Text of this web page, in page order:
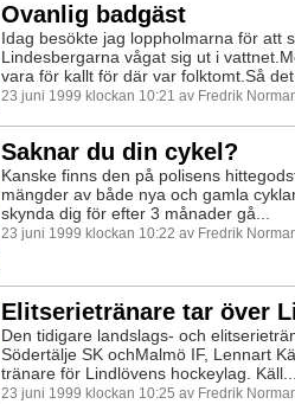
Ovanlig badgäst
Idag besökte jag loppholmarna för att
Lindesbergarna vågat sig ut i
vara för kallt för där var folktomt.Så
23 juni 1999 klockan 10:21 av Fredrik
Saknar du din cykel?
Kanske finns den på polisens
mängder av både nya och gamla
skynda dig för efter 3 månader gå...
23 juni 1999 klockan 10:22 av Fredrik
Elitserietränare tar över
Den tidigare landslags- och
Södertälje SK ochMalmö IF, Lennart
tränare för Lindlövens hockeylag.
23 juni 1999 klockan 10:25 av Fredrik